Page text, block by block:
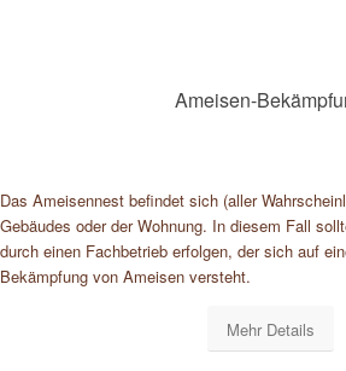
Ameisen-
Das Ameisennest befindet sich (aller
Gebäudes oder der Wohnung. In diesem Fall
durch einen Fachbetrieb erfolgen, der sich auf
Bekämpfung von Ameisen versteht.
Mehr Details